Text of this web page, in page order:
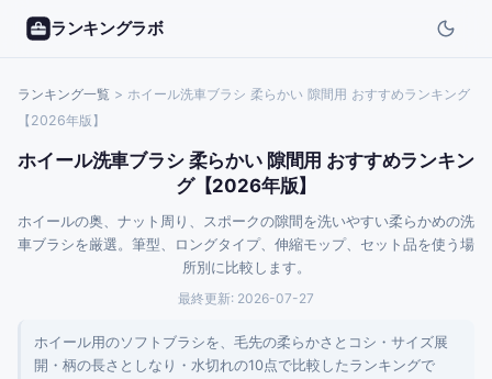
ランキングラボ
ランキング一覧 > ホイール洗車ブラシ 柔らかい 隙間用 おすすめランキング
【2026年版】
ホイール洗車ブラシ 柔らかい 隙間用 おすすめランキン
グ【2026年版】
ホイールの奥、ナット周り、スポークの隙間を洗いやすい柔らかめの洗
車ブラシを厳選。筆型、ロングタイプ、伸縮モップ、セット品を使う場
所別に比較します。
最終更新: 2026-07-27
ホイール用のソフトブラシを、毛先の柔らかさとコシ・サイズ展
開・柄の長さとしなり・水切れの10点で比較したランキングで